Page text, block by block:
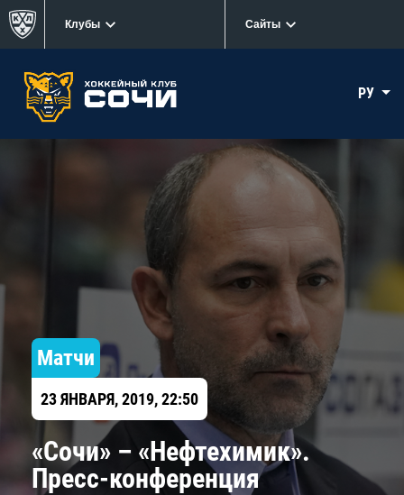
Клубы Сайты
РУ
Матчи
23 ЯНВАРЯ, 2019, 22:50
«Сочи» – «Нефтехимик».
Пресс-конференция